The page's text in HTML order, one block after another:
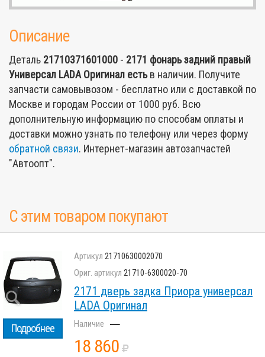
Описание
Деталь 21710371601000 - 2171 фонарь задний правый
Универсал LADA Оригинал естьв наличии. Получите
запчасти самовывозом - бесплатно или с доставкой по
Москве и городам России от 1000 руб. Всю
дополнительную информацию по способам оплаты и
доставки можно узнать по телефону или через форму
обратной связи. Интернет-магазин автозапчастей
"Автоопт".
С этим товаром покупают
Подробнее
21710630002070
21710-6300020-70
2171 дверь задка Приора универсал
LADA Оригинал
–
18 860